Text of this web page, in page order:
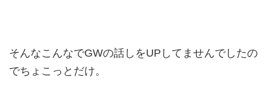
そんなこんなでGWの話しをUPしてませんでしたの
でちょこっとだけ。